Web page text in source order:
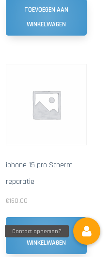
TOEVOEGEN AAN
WINKELWAGEN
iphone 15 pro Scherm
reparatie
€160.00
TOEVOEGEN AAN
WINKELWAGEN